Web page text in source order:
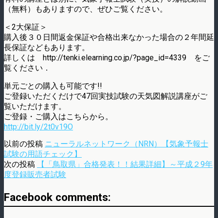
（無料）もありますので、ぜひご覧ください。
＜2大保証＞
購入後３０日間返金保証や合格出来なかった場合の２年間延
長保証などもあります。
詳しくは http://tenki.elearning.co.jp/?page_id=4339 をご
覧ください．
単元ごとの購入も可能です!!
ご登録いただくだけで47回実技試験の天気図解説講座がご
覧いただけます。
ご登録・ご購入はこちらから。
http://bit.ly/2t0v19O
以前の投稿 ニューラルネットワーク（NRN）【気象予報士
試験の用語チェック】
次の投稿
【「鳥取県」合格発表！！結果詳細】～平成２9年
度登録販売者試験
Facebook comments: